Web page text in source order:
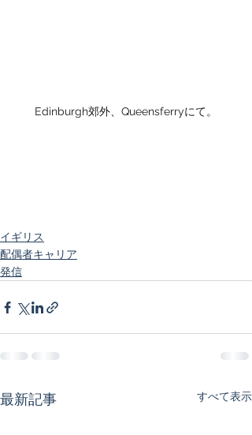
Edinburgh郊外、Queensferryにて。
イギリス
配偶者キャリア
発信
最新記事 すべて表示